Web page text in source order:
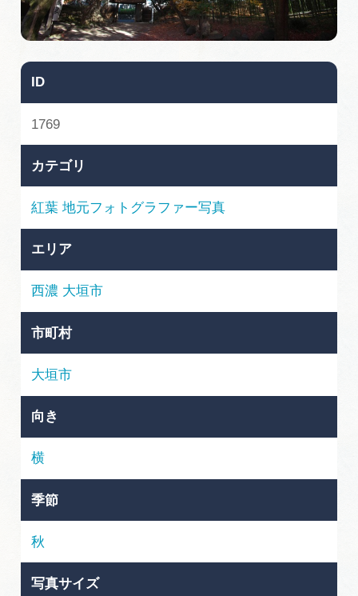
旅の予約
岐阜県アウトドア観光キャンペーン
岐阜県まるごと観光エリアガイド
岐阜県観光データベース
動画ライブラリー
ID
1769
カテゴリ
紅葉 地元フォトグラファー写真
エリア
西濃 大垣市
市町村
大垣市
向き
横
季節
秋
写真サイズ